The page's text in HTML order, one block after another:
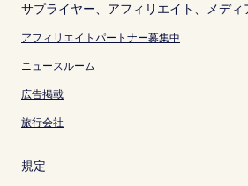
サプライヤー、アフィリエイト、メディ
アフィリエイトパートナー募集中
ニュースルーム
広告掲載
旅行会社
規定